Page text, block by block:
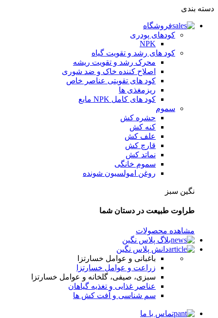
دسته بندی
فروشگاه
کودهای پودری
NPK
کود های رشد و تقویت گیاه
محرک رشد و تقویت ریشه
اصلاح کننده خاک و ضد شوری
کود های تقویتی عناصر خاص
ریزمغذی ها
کود های کامل NPK مایع
سموم
حشره کش
کنه کش
علف کش
قارچ کش
نماتد کش
سموم خانگی
روغن امولسیون شونده
نگین سبز
طراوت طبیعت در دستان شما
مشاهده محصولات
بلاگ پلاس نگین
دانش پلاس نگین
باغبانی و عوامل خسارتزا
زراعت و عوامل خسارتزا
سبزی، صیفی، گلخانه و عوامل خسارتزا
عناصر غذایی و تغذیه گیاهان
سم شناسی و آفت کش ها
تماس با ما